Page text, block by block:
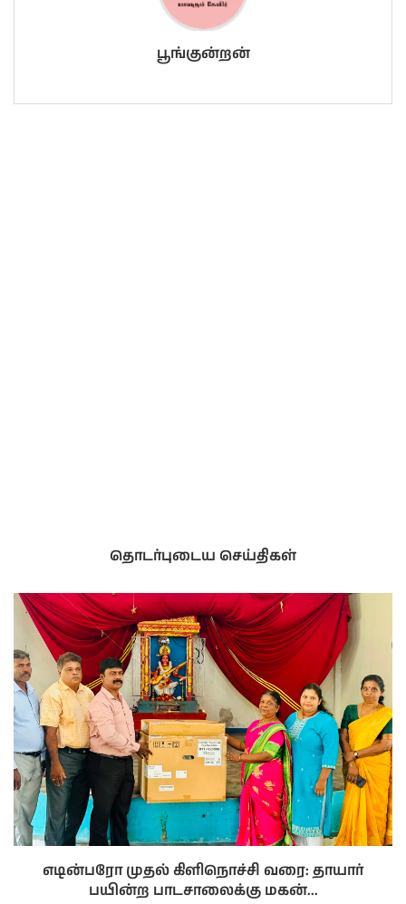
பூங்குன்றன்
தொடர்புடைய செய்திகள்
எடின்பரோ முதல் கிளிநொச்சி வரை: தாயார்
பயின்ற பாடசாலைக்கு மகன்...